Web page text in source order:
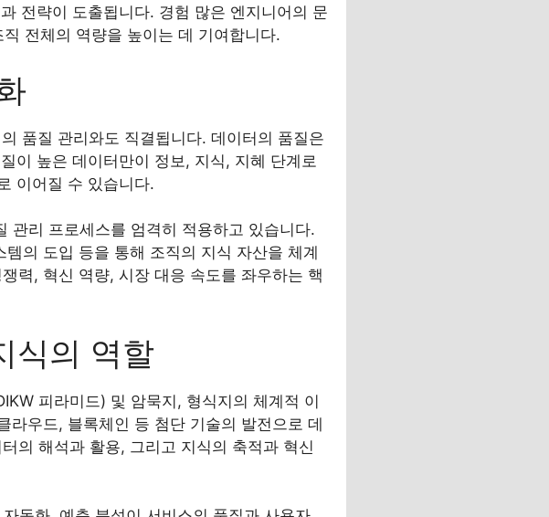
전략이 도출됩니다. 경험 많은 엔지니어의 문
전체의 역량을 높이는 데 기여합니다.
품질 관리와도 직결됩니다. 데이터의 품질은
이 높은 데이터만이 정보, 지식, 지혜 단계로
이어질 수 있습니다.
관리 프로세스를 엄격히 적용하고 있습니다.
의 도입 등을 통해 조직의 지식 자산을 체계
력, 혁신 역량, 시장 대응 속도를 좌우하는 핵
식의 역할
피라미드) 및 암묵지, 형식지의 체계적 이
라우드, 블록체인 등 첨단 기술의 발전으로 데
의 해석과 활용, 그리고 지식의 축적과 혁신